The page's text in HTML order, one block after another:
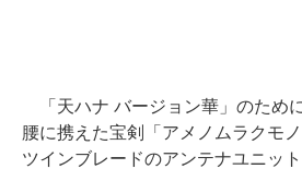
「天ハナ バージョン華」のため
腰に携えた宝剣「アメノムラクモ
ツインブレードのアンテナユニッ